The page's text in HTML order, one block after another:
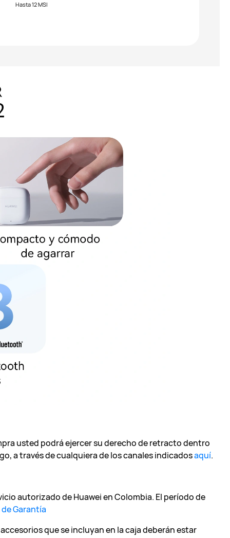
Hasta 12 MSI
usted podrá ejercer su derecho de retracto dentro
a través de cualquiera de los canales indicadosaquí.
autorizado de Huawei en Colombia. El período de
Garantía
que se incluyan en la caja deberán estar